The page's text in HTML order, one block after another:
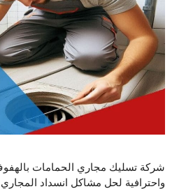
شركة تسليك مجاري الحمامات
واحترافية لحل مشاكل انسداد